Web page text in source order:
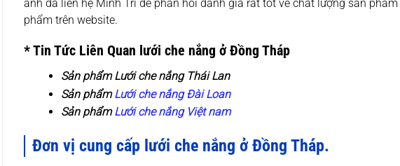
anh đã liên hệ Minh Trí để phản hồi đánh giá rất tốt về chất lượng sản
phẩm trên website.
* Tin Tức Liên Quan lưới che nắng ở Đồng Tháp
Sản phẩmLưới che nắng Thái Lan
Sản phẩmLưới che nắng Đài Loan
Sản phẩmLưới che nắng Việt nam
Đơn vị cung cấp lưới che nắng ở Đồng Tháp.